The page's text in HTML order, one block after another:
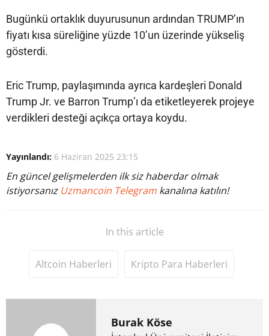
Bugünkü ortaklık duyurusunun ardından TRUMP’ın
fiyatı kısa süreliğine yüzde 10’un üzerinde yükseliş
gösterdi.
Eric Trump, paylaşımında ayrıca kardeşleri Donald
Trump Jr. ve Barron Trump’ı da etiketleyerek projeye
verdikleri desteği açıkça ortaya koydu.
Yayınlandı: 6 Haziran 2025 23:15
En güncel gelişmelerden ilk siz haberdar olmak
istiyorsanız Uzmancoin Telegram kanalına katılın!
In this article
Altcoin Haberleri Kripto Para Haberleri
Burak Köse